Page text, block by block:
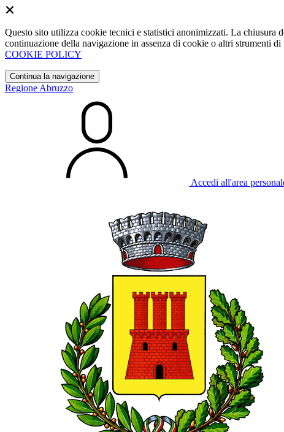
Questo sito utilizza cookie tecnici e statistici anonimizzati. La chiusura
continuazione della navigazione in assenza di cookie o altri strumenti
COOKIE POLICY
Continua la navigazione
Regione Abruzzo
Accedi all'area